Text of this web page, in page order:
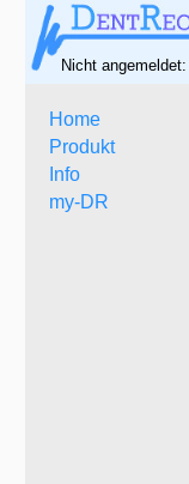
Nicht angemeldet:
Home
Produkt
Info
my-DR